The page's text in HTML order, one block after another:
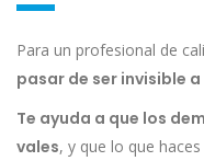
Para un profesional de
pasar de ser invisible
Te ayuda a que los
vales, y que lo que